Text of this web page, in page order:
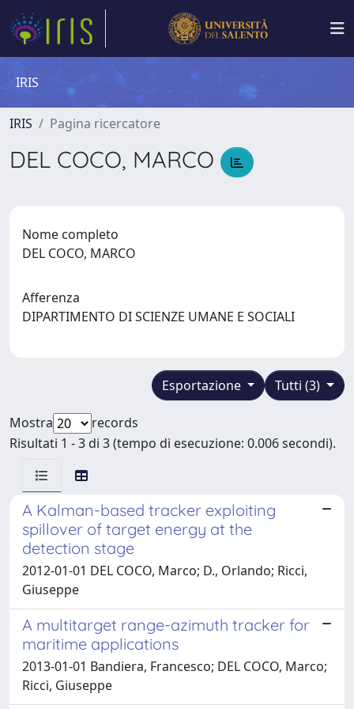
IRIS
IRIS Pagina ricercatore
DEL COCO, MARCO
Nome completo
DEL COCO, MARCO
Afferenza
DIPARTIMENTO DI SCIENZE UMANE E SOCIALI
Tutti (3)
Esportazione
Mostra
records
Risultati 1 - 3 di 3 (tempo di esecuzione: 0.006 secondi).
A Kalman-based tracker exploiting
spillover of target energy at the
detection stage
2012-01-01 DEL COCO, Marco; D., Orlando; Ricci,
Giuseppe
A multitarget range-azimuth tracker for
maritime applications
2013-01-01 Bandiera, Francesco; DEL COCO, Marco;
Ricci, Giuseppe